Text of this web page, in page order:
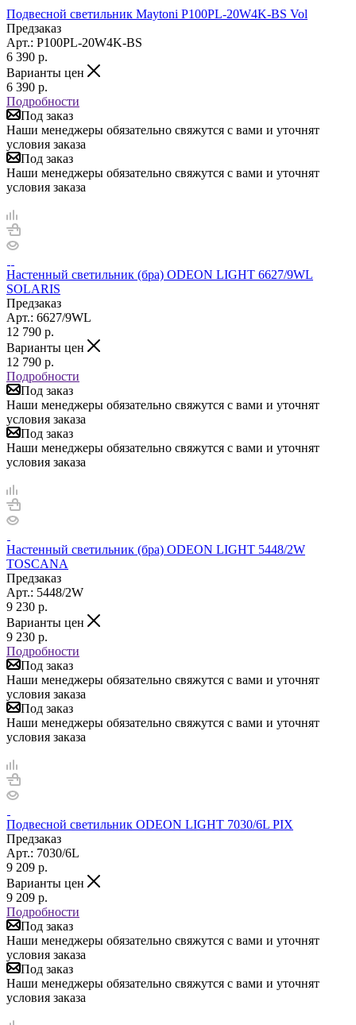
Подвесной светильник Maytoni P100PL-20W4K-BS Vol
Предзаказ
Арт.: P100PL-20W4K-BS
6 390 р.
Варианты цен
6 390 р.
Подробности
Под заказ
Наши менеджеры обязательно свяжутся с вами и уточнят
условия заказа
Под заказ
Наши менеджеры обязательно свяжутся с вами и уточнят
условия заказа
Настенный светильник (бра) ODEON LIGHT 6627/9WL
SOLARIS
Предзаказ
Арт.: 6627/9WL
12 790 р.
Варианты цен
12 790 р.
Подробности
Под заказ
Наши менеджеры обязательно свяжутся с вами и уточнят
условия заказа
Под заказ
Наши менеджеры обязательно свяжутся с вами и уточнят
условия заказа
Настенный светильник (бра) ODEON LIGHT 5448/2W
TOSCANA
Предзаказ
Арт.: 5448/2W
9 230 р.
Варианты цен
9 230 р.
Подробности
Под заказ
Наши менеджеры обязательно свяжутся с вами и уточнят
условия заказа
Под заказ
Наши менеджеры обязательно свяжутся с вами и уточнят
условия заказа
Подвесной светильник ODEON LIGHT 7030/6L PIX
Предзаказ
Арт.: 7030/6L
9 209 р.
Варианты цен
9 209 р.
Подробности
Под заказ
Наши менеджеры обязательно свяжутся с вами и уточнят
условия заказа
Под заказ
Наши менеджеры обязательно свяжутся с вами и уточнят
условия заказа